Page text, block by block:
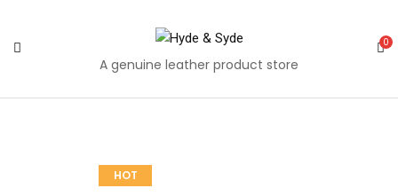
A genuine leather product store
0
HOT